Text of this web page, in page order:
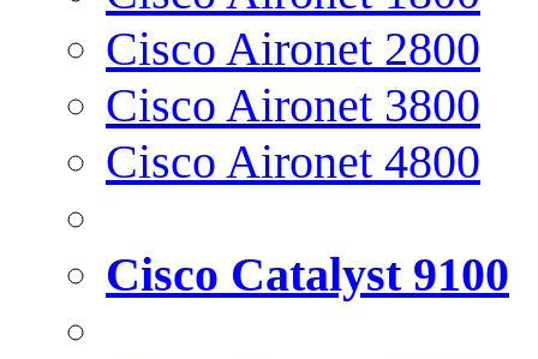
Cisco Aironet 2800
Cisco Aironet 3800
Cisco Aironet 4800
Cisco Catalyst 9100